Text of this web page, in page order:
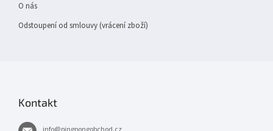
O nás
Odstoupení od smlouvy (vrácení zboží)
Kontakt